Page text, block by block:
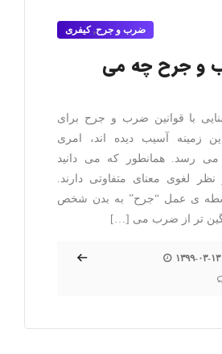
ضرب و جرح,کیفری
و جرح چه می
با قوانین ضرب و جرح برای
زمینه آسیب دیده اند، امری
رسد. همانطور که می دانید
لغوی معنای متفاوتی دارند.
ی عمل “جرح” به بدن شخص
تر از ضرب می […]
۱۳۹۹-۰۳-۱۳